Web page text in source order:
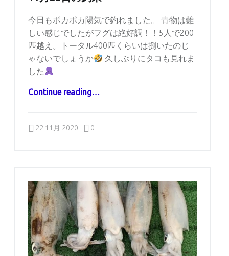
今日もポカポカ陽気で釣れました。 青物は難
しい感じでしたがフグは絶好調！！5人で200
匹越え。トータル400匹くらいは捌いたのじ
ゃないでしょうか
久しぶりにタコも見れま
した
Continue reading“11月22日の釣果”
…
22 11月 2020
captains Comments:0